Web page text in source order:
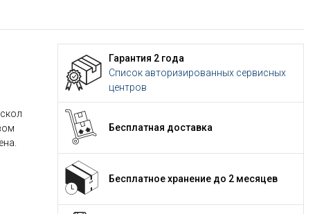
Гарантия 2 года
Список авторизированных сервисных
центров
Бесплатная доставка
Бесплатное хранение до 2 месяцев